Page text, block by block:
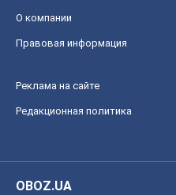
О компании
Правовая информация
Реклама на сайте
Редакционная политика
OBOZ.UA